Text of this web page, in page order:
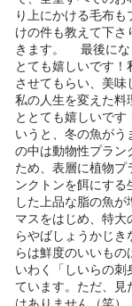
り上にかける毛布
けの件も教えて下さ
きます。 最後にな
とても嬉しいです
させてもらい、美味
私の人生を変えた料
ととても嬉しいで
いうと、冬の魚がう
の中は動物性プラン
ため、表層に植物プ
ンクトンを餌にする
した上品な脂の魚
マスをはじめ、特大
らやばしょうかじ
らは鮮度のいいも
いわく「しいらの刺
ています。ただ、見